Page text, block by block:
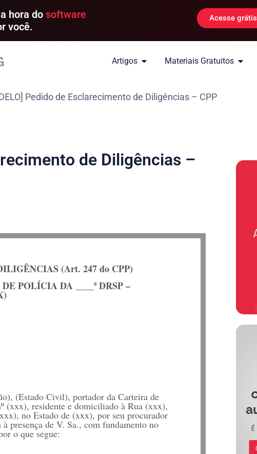
hora dosoftware
você.
Acesse grátis
Artigos Materiais Gratuitos
Pedido de Esclarecimento de Diligências – CPP
de Diligências –
(Art. 247 do CPP)
POLÍCIA DA ____ª DRSP –
(Estado Civil), portador da Carteira de
(xxx), residente e domiciliado à Rua (xxx),
no Estado de (xxx), por seu procurador
presença de V. Sa., com fundamento no
o que segue: